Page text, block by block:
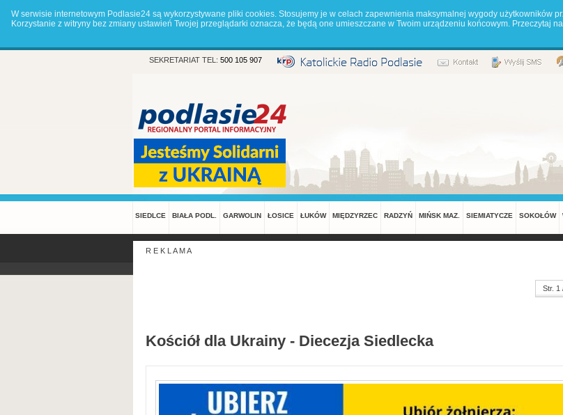
W serwisie internetowym Podlasie24 są wykorzystywane pliki cookies. Stosujemy je w celach zapewnienia maksymalnej wygody użytkowników
Korzystanie z witryny bez zmiany ustawień Twojej przeglądarki oznacza, że będą one umieszczane w Twoim urządzeniu końcowym. Przeczytaj
SEKRETARIAT TEL: 500 105 907
SIEDLCE BIAŁA PODL. GARWOLIN ŁOSICE ŁUKÓW MIĘDZYRZEC RADZYŃ MIŃSK MAZ. SIEMIATYCZE SOKOŁÓW
R E K L A M A
Str. 1
Kościół dla Ukrainy - Diecezja Siedlecka